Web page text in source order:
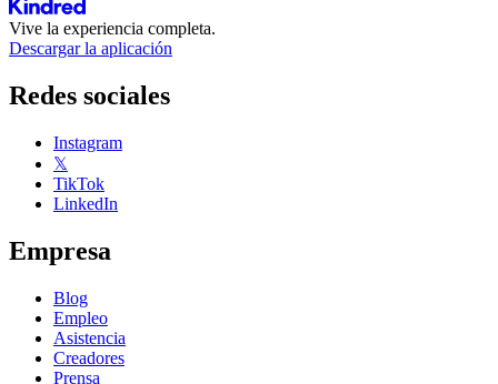
Vive la experiencia completa.
Descargar la aplicación
Redes sociales
Instagram
𝕏
TikTok
LinkedIn
Empresa
Blog
Empleo
Asistencia
Creadores
Prensa